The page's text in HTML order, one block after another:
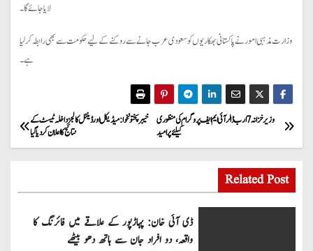
لایا جائے گا۔
وزارت مذہبی امور نے پاکستانی بھکاریوں کو سعودی عر ب جانے سے روکنے کے لیے حکومت سے بھی رابطہ کر لیا
ہے۔
P
o
s
t
خیبر پختونخوا:میڈیکل اور ڈینٹل کالجز داخلہ ٹیسٹ کے
نتائج کا اعلان کردیا گیا
وزیر خزانہ 7 ارب ڈالر آئی ایم ایف پروگرام کی منظوری
کیلئے پرامید
Related Post
ڈی آئی خان: پہاڑپور کے علاقے میں فائرنگ کا
واقعہ، دو افراد جان سے ہاتھ دھو بیٹھے